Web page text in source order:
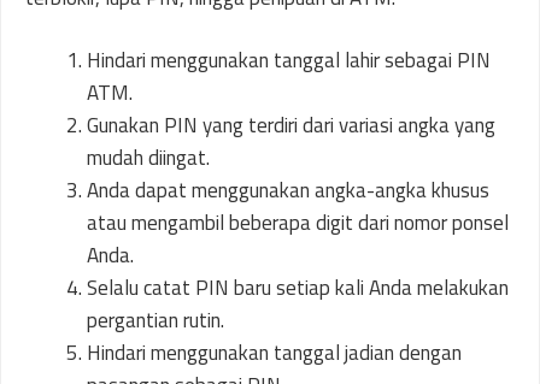
Hindari menggunakan tanggal lahir sebagai PIN
ATM.
Gunakan PIN yang terdiri dari variasi angka yang
mudah diingat.
Anda dapat menggunakan angka-angka khusus
atau mengambil beberapa digit dari nomor ponsel
Anda.
Selalu catat PIN baru setiap kali Anda melakukan
pergantian rutin.
Hindari menggunakan tanggal jadian dengan